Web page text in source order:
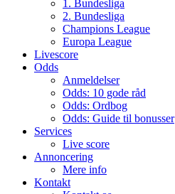
1. Bundesliga
2. Bundesliga
Champions League
Europa League
Livescore
Odds
Anmeldelser
Odds: 10 gode råd
Odds: Ordbog
Odds: Guide til bonusser
Services
Live score
Annoncering
Mere info
Kontakt